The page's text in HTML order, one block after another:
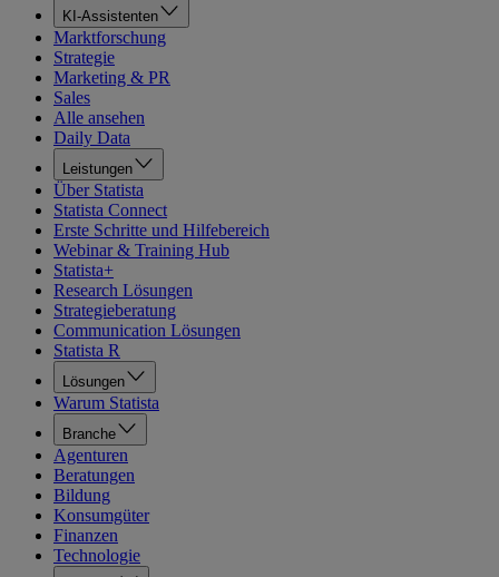
KI-Assistenten
Marktforschung
Strategie
Marketing & PR
Sales
Alle ansehen
Daily Data
Leistungen
Über Statista
Statista Connect
Erste Schritte und Hilfebereich
Webinar & Training Hub
Statista+
Research Lösungen
Strategieberatung
Communication Lösungen
Statista R
Lösungen
Warum Statista
Branche
Agenturen
Beratungen
Bildung
Konsumgüter
Finanzen
Technologie